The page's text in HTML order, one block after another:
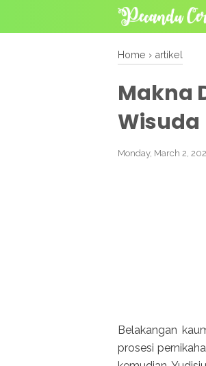
Home › artikel
Makna
Wisuda
Monday, March 2,
Belakangan
prosesi